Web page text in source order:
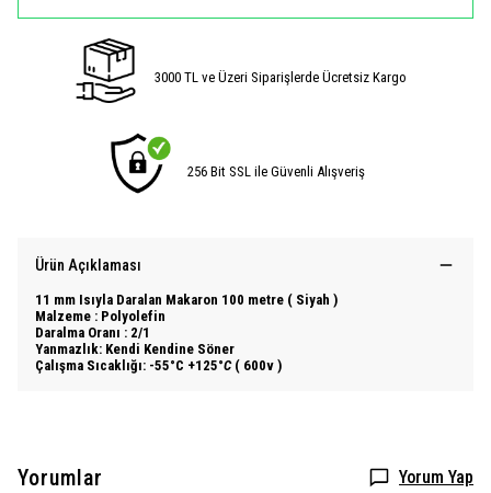
3000 TL ve Üzeri Siparişlerde Ücretsiz Kargo
256 Bit SSL ile Güvenli Alışveriş
Ürün Açıklaması
11 mm Isıyla Daralan Makaron 100 metre ( Siyah )
Malzeme : Polyolefin
Daralma Oranı : 2/1
Yanmazlık: Kendi Kendine Söner
Çalışma Sıcaklığı: -55°C +125°C ( 600v )
Yorumlar Yorum Yap